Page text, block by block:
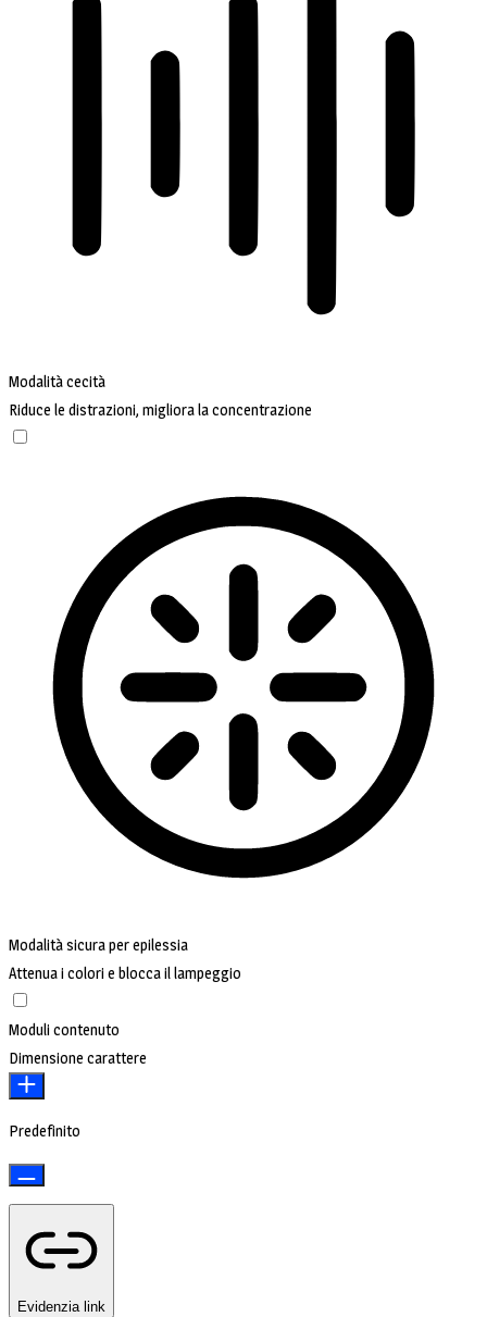
Modalità cecità
Riduce le distrazioni, migliora la concentrazione
Modalità sicura per epilessia
Attenua i colori e blocca il lampeggio
Moduli contenuto
Dimensione carattere
Predefinito
Evidenzia link